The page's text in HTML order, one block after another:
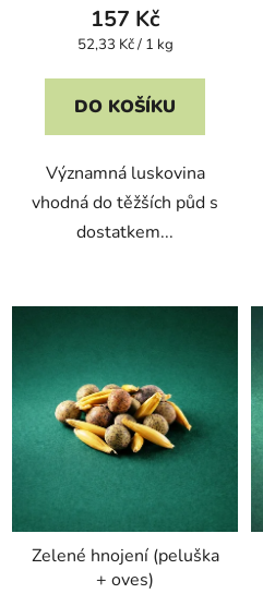
157 Kč
Měrná
52,33 Kč / 1 kg
DO KOŠÍKU
Významná luskovina
vhodná do těžších půd s
dostatkem...
Zelené hnojení (peluška
+ oves)